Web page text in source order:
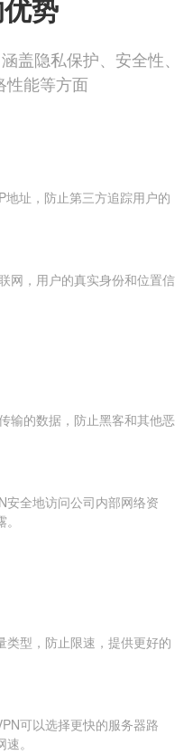
势
盖隐私保护、安全性、
性能等方面
地址，防止第三方追踪用户的
网，用户的真实身份和位置信
输的数据，防止黑客和其他恶
安全地访问公司内部网络资
类型，防止限速，提供更好的
可以选择更快的服务器路
。